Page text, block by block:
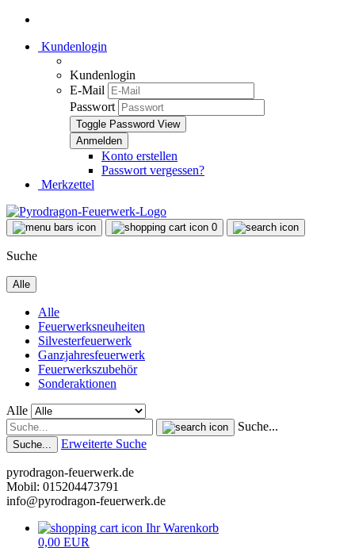
Kundenlogin
Kundenlogin
E-Mail
Passwort
Toggle Password View
Konto erstellen
Passwort vergessen?
Merkzettel
0
Suche
Alle
Alle
Feuerwerksneuheiten
Silvesterfeuerwerk
Ganzjahresfeuerwerk
Feuerwerkszubehör
Sonderaktionen
Alle
Suche...
Suche... Erweiterte Suche
pyrodragon-feuerwerk.de
Mobil: 015204473791
info@pyrodragon-feuerwerk.de
Ihr Warenkorb
0,00 EUR